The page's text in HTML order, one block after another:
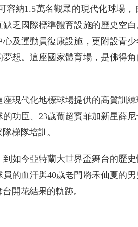
容納1.5萬名觀眾的現代化球場
乏國際標準體育設施的歷史空
及運動員復康設施，更附設青
想。這座國家體育場，是佛得
現代化地標球場提供的高質訓
功臣、23歲葡超賓菲加新星薛
梯隊培訓。
如今亞特蘭大世界盃舞台的歷
的血汗與40歲老門將禾仙夏的
開花結果的軌跡。